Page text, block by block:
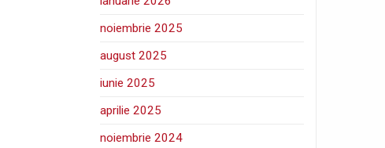
noiembrie 2025
august 2025
iunie 2025
aprilie 2025
noiembrie 2024